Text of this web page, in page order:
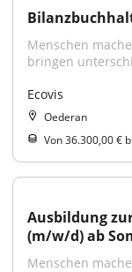
Menschen
bringen
Ecovis
Oederan
Von 36.300,00 €
Ausbildung
(m/w/d) ab
Menschen